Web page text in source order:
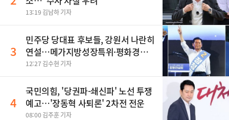
13:19 김남하 기자
3
민주당 당대표 후보들, 강원서 나란히
연설…메가지방성장특위·평화경제
특구 공약
12:27 김수현 기자
4
국민의힘, '당권파-쇄신파' 노선 투쟁
예고…'장동혁 사퇴론' 2차전 전운
08:00 김주훈 기자